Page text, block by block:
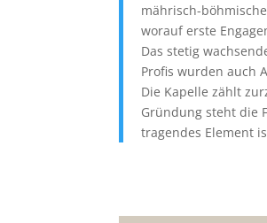
mährisch-
worauf erste
Das stetig
Profis wurden auch
Die Kapelle zählt
Gründung steht die
tragendes Element